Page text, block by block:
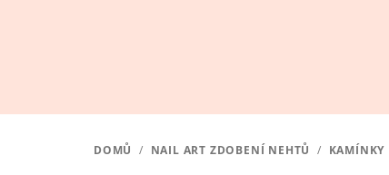
DOMŮ / NAIL ART ZDOBENÍ NEHTŮ / KAMÍNKY